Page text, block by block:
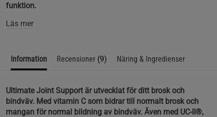
funktion.
Läs mer
Information Recensioner (9) Näring & Ingredienser
Ultimate Joint Support är utvecklat för ditt brosk och
bindväv. Med vitamin C som bidrar till normalt brosk och
mangan för normal bildning av bindväv. Även med UC-II®,